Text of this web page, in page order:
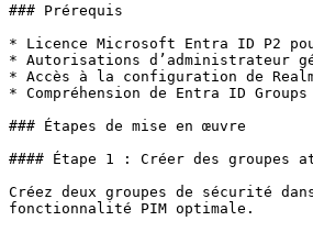
### Prérequis
* Licence Microsoft Entra ID P2
* Autorisations d’administrateur
* Accès à la configuration de
* Compréhension de Entra ID
### Étapes de mise en œuvre
#### Étape 1 : Créer des groupes
Créez deux groupes de sécurité
fonctionnalité PIM optimale.